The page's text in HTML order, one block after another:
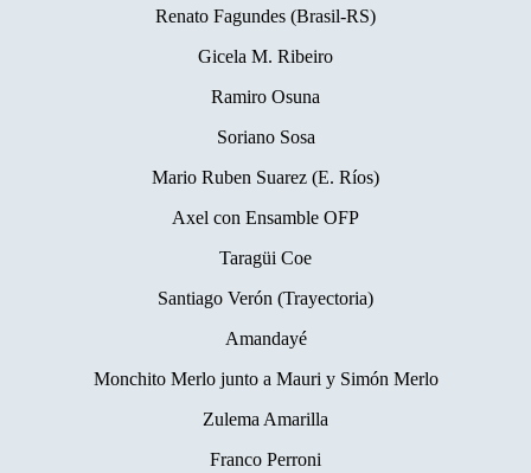
Renato Fagundes (Brasil-RS)
Gicela M. Ribeiro
Ramiro Osuna
Soriano Sosa
Mario Ruben Suarez (E. Ríos)
Axel con Ensamble OFP
Taragüi Coe
Santiago Verón (Trayectoria)
Amandayé
Monchito Merlo junto a Mauri y Simón Merlo
Zulema Amarilla
Franco Perroni